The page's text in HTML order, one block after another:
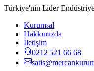
Türkiye'nin Lider
Kurumsal
Hakkımızda
İletişim
0212 521 66 68